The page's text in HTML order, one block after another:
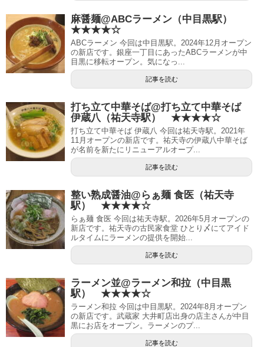
麻醤麺@ABCラーメン（中目黒駅）
★★★★☆
ABCラーメン 今回は中目黒駅。2024年12月オープン
の新店です。銀座一丁目にあったABCラーメンが中
目黒に移転オープン。気になっ...
記事を読む
打ち立て中華そば@打ち立て中華そば
伊蔵八（祐天寺駅） ★★★★☆
打ち立て中華そば 伊蔵八 今回は祐天寺駅。2021年
11月オープンの新店です。祐天寺の伊蔵八中華そば
が名前を新たにリニューアルオープ...
記事を読む
整い熟成醤油@らぁ麺 食医（祐天寺
駅） ★★★★☆
らぁ麺 食医 今回は祐天寺駅。2026年5月オープンの
新店です。祐天寺の古民家食堂 ひとり〆にてアイド
ルタイムにラーメンの提供を開始...
記事を読む
ラーメン並@ラーメン和拉（中目黒
駅） ★★★★☆
ラーメン和拉 今回は中目黒駅。2024年8月オープン
の新店です。武蔵家 大井町店出身の店主さんが中目
黒にお店をオープン。ラーメンのプ...
記事を読む